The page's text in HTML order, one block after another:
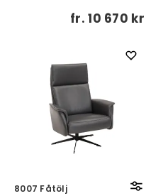
fr.10 670 kr
8007 Fåtölj